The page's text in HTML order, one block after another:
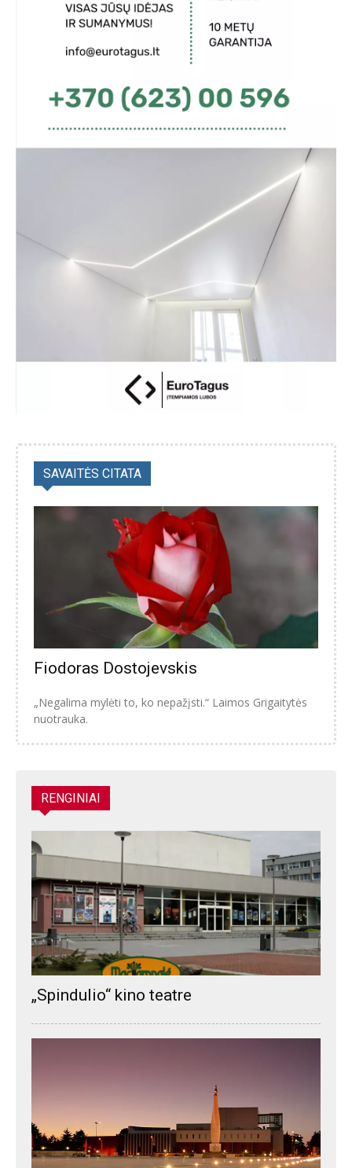
SAVAITĖS CITATA
Fiodoras Dostojevskis
„Negalima mylėti to, ko nepažįsti.“ Laimos Grigaitytės
nuotrauka.
RENGINIAI
„Spindulio“ kino teatre